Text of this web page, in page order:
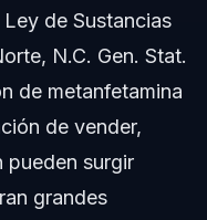
de Sustancias
N.C. Gen. Stat.
de metanfetamina
de vender,
surgir
grandes